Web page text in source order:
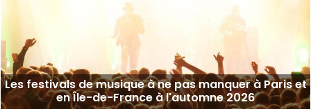
Les festivals de musique à ne pas manquer à Paris et
en Île-de-France à l'automne 2026